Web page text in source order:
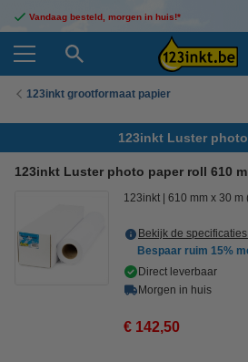
Vandaag besteld, morgen in huis!*
123inkt grootformaat papier
123inkt Luster
123inkt Luster photo paper roll 610
123inkt 610 mm x 30 m
Bekijk de
Bespaar ruim 15%
Direct leverbaar
Morgen in huis
€ 142,50